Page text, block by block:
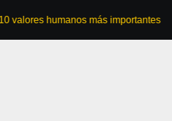
humanos más importantes